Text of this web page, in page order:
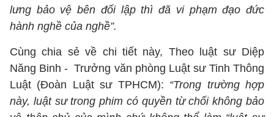
lưng bảo vệ bên đối lập thì đã vi phạm đạo đức
hành nghề của nghề”.
Cùng chia sẻ về chi tiết này, Theo luật sư Diệp
Năng Binh - Trưởng văn phòng Luật sư Tinh Thông
Luật (Đoàn Luật sư TPHCM): “Trong trường hợp
này, luật sư trong phim có quyền từ chối không bảo